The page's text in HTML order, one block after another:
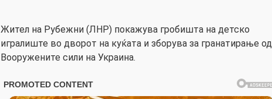
Жител на Рубежни (ЛНР) покажува гробишта на детско
игралиште во дворот на куќата и зборува за гранатирање од
Вооружените сили на Украина.